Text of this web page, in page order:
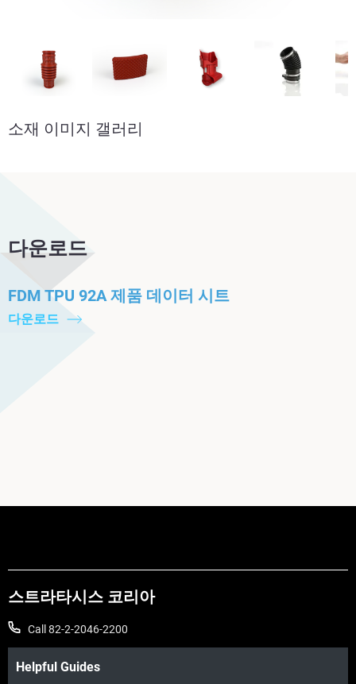
소재 이미지 갤러리
다운로드
FDM TPU 92A 제품 데이터 시트
다운로드
스트라타시스 코리아
Call 82-2-2046-2200
Helpful Guides